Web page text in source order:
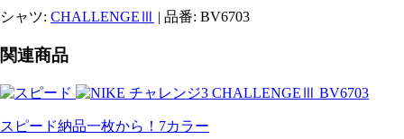
シャツ: CHALLENGEⅢ | 品番: BV6703
関連商品
スピード納品一枚から！ 7カラー